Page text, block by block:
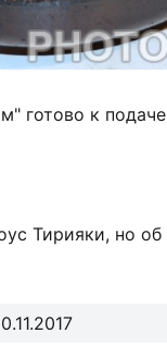
готово к
Тирияки, но